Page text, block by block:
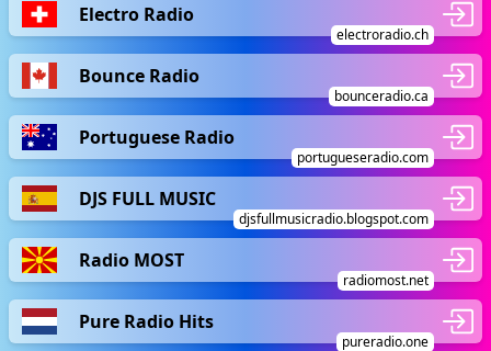
Electro Radio
electroradio.ch
Bounce Radio
bounceradio.ca
Portuguese Radio
portugueseradio.com
DJS FULL MUSIC
djsfullmusicradio.blogspot.com
Radio MOST
radiomost.net
Pure Radio Hits
pureradio.one